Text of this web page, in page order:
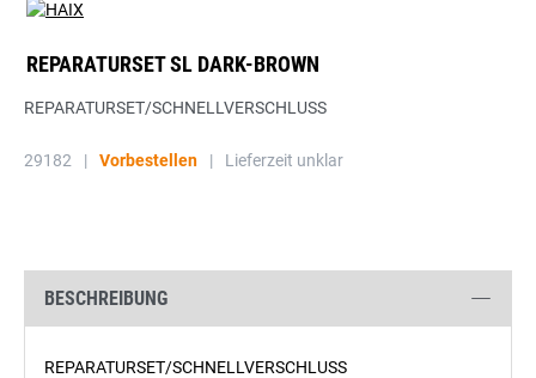
REPARATURSET SL DARK-BROWN
REPARATURSET/SCHNELLVERSCHLUSS
29182 | Vorbestellen | Lieferzeit unklar
BESCHREIBUNG
REPARATURSET/SCHNELLVERSCHLUSS